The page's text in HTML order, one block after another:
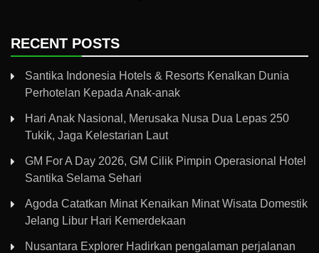
RECENT POSTS
Santika Indonesia Hotels & Resorts Kenalkan Dunia
Perhotelan Kepada Anak-anak
Hari Anak Nasional, Merusaka Nusa Dua Lepas 250
Tukik, Jaga Kelestarian Laut
GM For A Day 2026, GM Cilik Pimpin Operasional Hotel
Santika Selama Sehari
Agoda Catatkan Minat Kenaikan Minat Wisata Domestik
Jelang Libur Hari Kemerdekaan
Nusantara Explorer Hadirkan pengalaman perjalanan